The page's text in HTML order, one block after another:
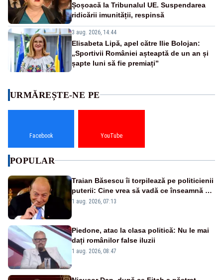
Șoșoacă la Tribunalul UE. Suspendarea
ridicării imunității, respinsă
3 aug. 2026, 14:44
Elisabeta Lipă, apel către Ilie Bolojan:
„Sportivii României așteaptă de un an și
șapte luni să fie premiați”
URMĂREȘTE-NE PE
Facebook YouTube
POPULAR
Traian Băsescu îi torpilează pe politicienii
puterii: Cine vrea să vadă ce înseamnă să
fii prost, se uită la România
1 aug. 2026, 07:13
Piedone, atac la clasa politică: Nu le mai
dați românilor false iluzii
1 aug. 2026, 08:47